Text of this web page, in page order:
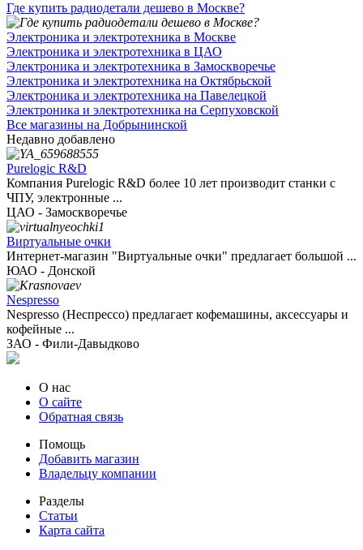
Где купить радиодетали дешево в Москве?
Электроника и электротехника в Москве
Электроника и электротехника в ЦАО
Электроника и электротехника в Замоскворечье
Электроника и электротехника на Октябрьской
Электроника и электротехника на Павелецкой
Электроника и электротехника на Серпуховской
Все магазины на Добрынинской
Недавно добавлено
Purelogic R&D
Компания Purelogic R&D более 10 лет производит станки с
ЧПУ, электронные ...
ЦАО - Замоскворечье
Виртуальные очки
Интернет-магазин "Виртуальные очки" предлагает большой ...
ЮАО - Донской
Nespresso
Nespresso (Неспрессо) предлагает кофемашины, аксессуары и
кофейные ...
ЗАО - Фили-Давыдково
О нас
О сайте
Обратная связь
Помощь
Добавить магазин
Владельцу компании
Разделы
Статьи
Карта сайта